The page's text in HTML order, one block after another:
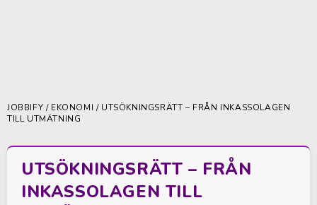
JOBBIFY / EKONOMI / UTSÖKNINGSRÄTT – FRÅN INKASSOLAGEN
TILL UTMÄTNING
UTSÖKNINGSRÄTT – FRÅN
INKASSOLAGEN TILL